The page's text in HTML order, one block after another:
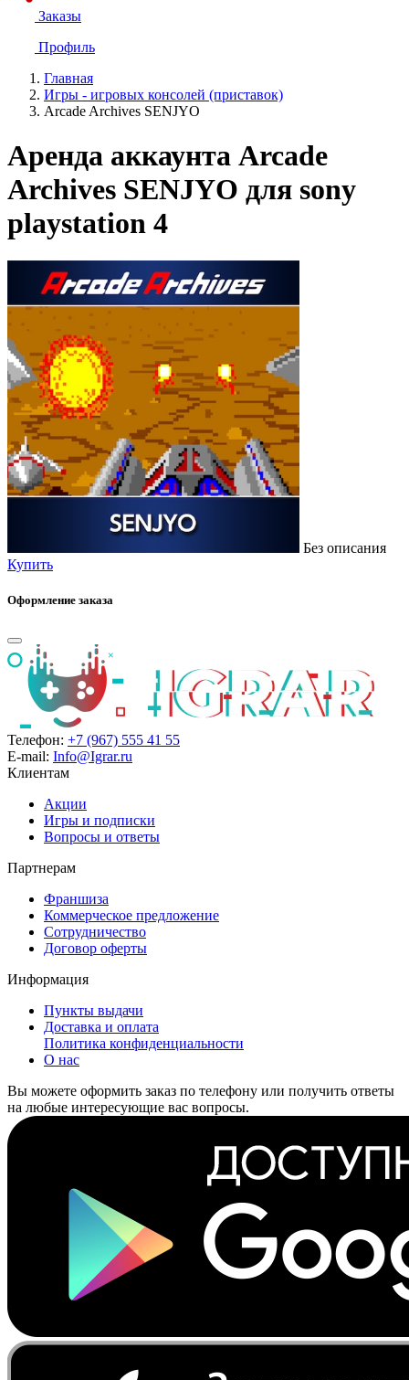
Заказы
Профиль
Главная
Игры - игровых консолей (приставок)
Arcade Archives SENJYO
Аренда аккаунта Arcade
Archives SENJYO для sony
playstation 4
Без описания
Купить
Оформление заказа
Телефон: +7 (967) 555 41 55
E-mail: Info@Igrar.ru
Клиентам
Акции
Игры и подписки
Вопросы и ответы
Партнерам
Франшиза
Коммерческое предложение
Сотрудничество
Договор оферты
Информация
Пункты выдачи
Доставка и оплата
Политика конфиденциальности
О нас
Вы можете оформить заказ по телефону или получить ответы
на любые интересующие вас вопросы.